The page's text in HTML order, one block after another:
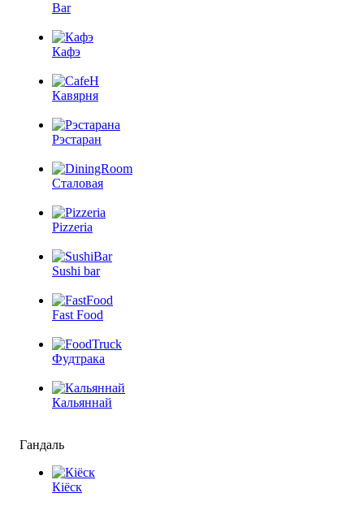
Bar
Кафэ
Кавярня
Рэстаран
Сталовая
Pizzeria
Sushi bar
Fast Food
Фудтрака
Кальяннай
Гандаль
Кіёск